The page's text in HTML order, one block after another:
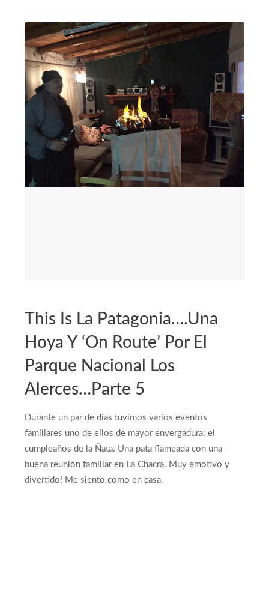
This Is La Patagonia….Una
Hoya Y ‘on Route’ Por El
Parque Nacional Los
Alerces…Parte 5
Durante un par de días tuvimos varios eventos
familiares uno de ellos de mayor envergadura: el
cumpleaños de la Ñata. Una pata flameada con una
buena reunión familiar en La Chacra. Muy emotivo y
divertido! Me siento como en casa.